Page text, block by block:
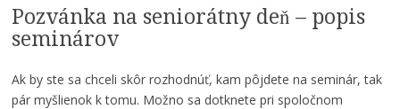
Pozvánka na seniorátny deň – popis
seminárov
Ak by ste sa chceli skôr rozhodnúť, kam pôjdete na seminár, tak
pár myšlienok k tomu. Možno sa dotknete pri spoločnom